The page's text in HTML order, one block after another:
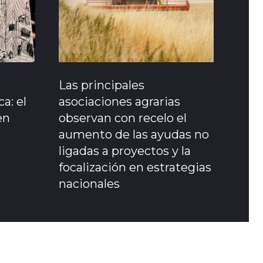
el
Las principales
asociaciones agrarias
observan con recelo el
aumento de las ayudas no
ligadas a proyectos y la
focalización en estrategias
nacionales